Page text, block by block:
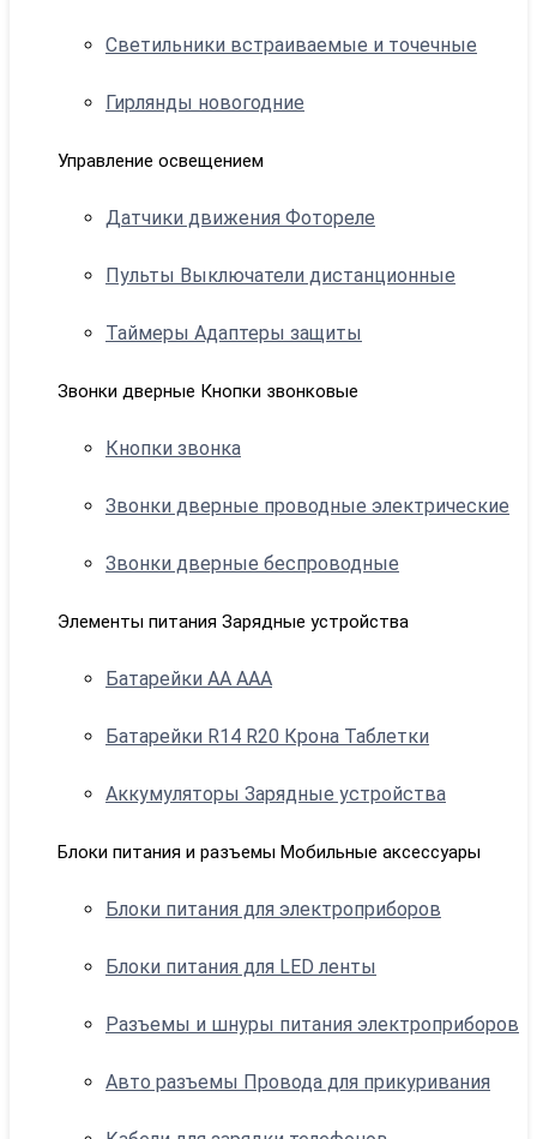
Светильники встраиваемые и точечные
Гирлянды новогодние
Управление освещением
Датчики движения Фотореле
Пульты Выключатели дистанционные
Таймеры Адаптеры защиты
Звонки дверные Кнопки звонковые
Кнопки звонка
Звонки дверные проводные электрические
Звонки дверные беспроводные
Элементы питания Зарядные устройства
Батарейки АА ААА
Батарейки R14 R20 Крона Таблетки
Аккумуляторы Зарядные устройства
Блоки питания и разъемы Мобильные аксессуары
Блоки питания для электроприборов
Блоки питания для LED ленты
Разъемы и шнуры питания электроприборов
Авто разъемы Провода для прикуривания